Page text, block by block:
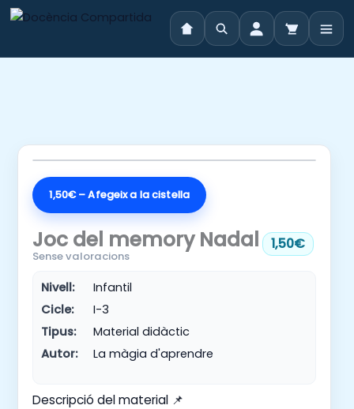
1,50€ – Afegeix a la cistella
Joc del memory Nadal 1,50€
Sense valoracions
Nivell:
Infantil
Cicle:
I-3
Tipus:
Material didàctic
Autor:
La màgia d'aprendre
Descripció del material 📌